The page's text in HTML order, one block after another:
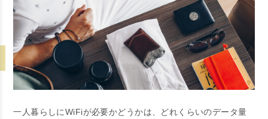
一人暮らしにWiFiが必要かどうかは、どれくらいのデータ量